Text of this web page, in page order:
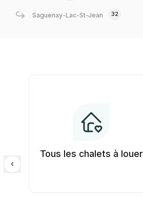
Saguenay-Lac-St-Jean 32
Tous les chalets à louer